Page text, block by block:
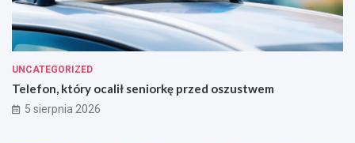
UNCATEGORIZED
Telefon, który ocalił seniorkę przed oszustwem
5 sierpnia 2026